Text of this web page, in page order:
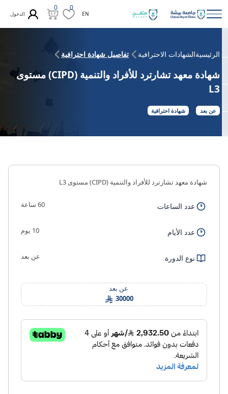
EN
0
0
الدخول
الرئيسيةالشهادات الاحترافية تفاصيل شهادة احترافية
شهادة معهد تشارترد للأفراد والتنمية (CIPD) مستوى
L3
عن بعد شهادة احترافية
شهادة معهد تشارترد للأفراد والتنمية (CIPD) مستوى L3
عدد الساعات 60 ساعة
عدد الأيام 10 يوم
نوع الدورة عن بعد
عن بعد
30000